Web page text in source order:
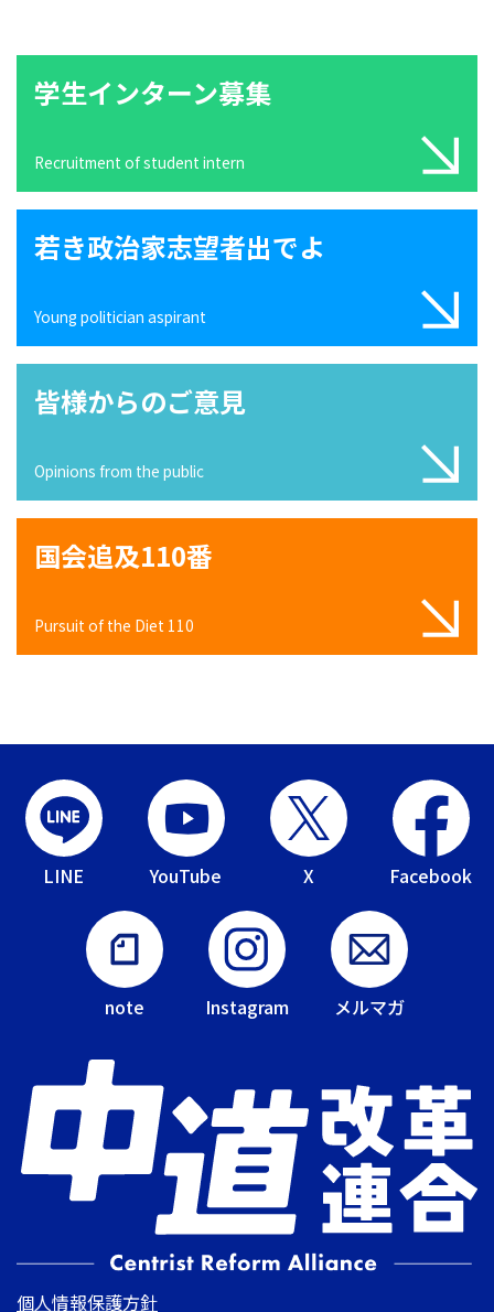
学生インターン募集
Recruitment of student intern
若き政治家志望者出でよ
Young politician aspirant
皆様からのご意見
Opinions from the public
国会追及110番
Pursuit of the Diet 110
LINE YouTube X Facebook
note Instagram メルマガ
個人情報保護方針